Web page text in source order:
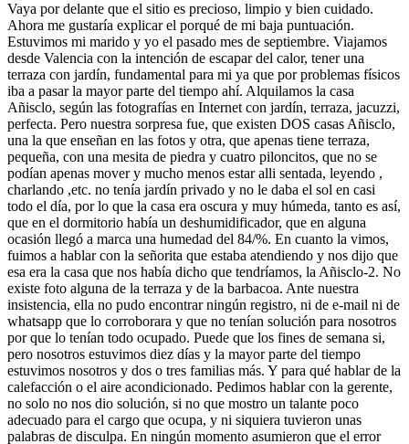
Vaya por delante que el sitio es precioso, limpio y bien cuidado.
Ahora me gustaría explicar el porqué de mi baja puntuación.
Estuvimos mi marido y yo el pasado mes de septiembre. Viajamos
desde Valencia con la intención de escapar del calor, tener una
terraza con jardín, fundamental para mi ya que por problemas físicos
iba a pasar la mayor parte del tiempo ahí. Alquilamos la casa
Añisclo, según las fotografías en Internet con jardín, terraza, jacuzzi,
perfecta. Pero nuestra sorpresa fue, que existen DOS casas Añisclo,
una la que enseñan en las fotos y otra, que apenas tiene terraza,
pequeña, con una mesita de piedra y cuatro piloncitos, que no se
podían apenas mover y mucho menos estar alli sentada, leyendo ,
charlando ,etc. no tenía jardín privado y no le daba el sol en casi
todo el día, por lo que la casa era oscura y muy húmeda, tanto es así,
que en el dormitorio había un deshumidificador, que en alguna
ocasión llegó a marca una humedad del 84/%. En cuanto la vimos,
fuimos a hablar con la señorita que estaba atendiendo y nos dijo que
esa era la casa que nos había dicho que tendríamos, la Añisclo-2. No
existe foto alguna de la terraza y de la barbacoa. Ante nuestra
insistencia, ella no pudo encontrar ningún registro, ni de e-mail ni de
whatsapp que lo corroborara y que no tenían solución para nosotros
por que lo tenían todo ocupado. Puede que los fines de semana si,
pero nosotros estuvimos diez días y la mayor parte del tiempo
estuvimos nosotros y dos o tres familias más. Y para qué hablar de la
calefacción o el aire acondicionado. Pedimos hablar con la gerente,
no solo no nos dio solución, si no que mostro un talante poco
adecuado para el cargo que ocupa, y ni siquiera tuvieron unas
palabras de disculpa. En ningún momento asumieron que el error